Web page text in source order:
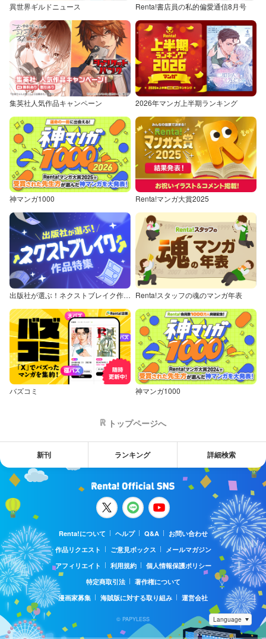
異世界ギルドニュース Renta!書店員の私的偏愛通信8月号
集英社人気作品キャンペーン 2026年マンガ上半期ランキング
神マンガ1000 Renta!マンガ大賞2025
出版社が選ぶ！ネクストブレイク作品特集 Renta!スタッフの魂のマンガ年表
バズコミ 神マンガ1000
トップページへ
新刊 ランキング 詳細検索
Renta!について ヘルプ Q&A
お問い合わせ
作品リクエスト
ご意見ボックス
メールマガジン
アフィリエイト
利用規約
個人情報保護ポリシー
特定商取引法
著作権について
漫画家募集
海賊版に対する取り組み 運営会社
© PAPYLESS